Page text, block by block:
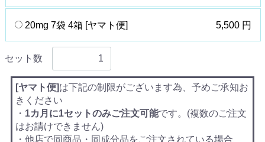
20mg 7袋 4箱 [ヤマト便] 5,500 円
セット数
[ヤマト便]は下記の制限がございます為、予めご承知お
きください
・ 1カ月に1セットのみご注文可能です。(複数のご注文
はお請けできません)
・他店で同商品・同成分品をご注文されている場合、